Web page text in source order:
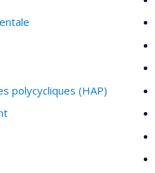
polycycliques (HAP)